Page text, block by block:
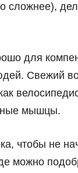
сложнее),
для
Свежий
мышцы.
чтобы не
можно